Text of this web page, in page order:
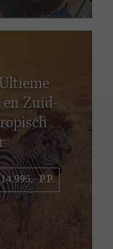
en Zuid-
P.P.